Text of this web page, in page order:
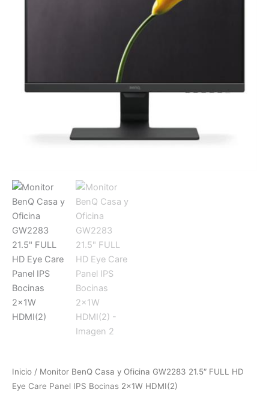
Inicio / Monitor BenQ Casa y Oficina GW2283 21.5″ FULL HD
Eye Care Panel IPS Bocinas 2x1W HDMI(2)